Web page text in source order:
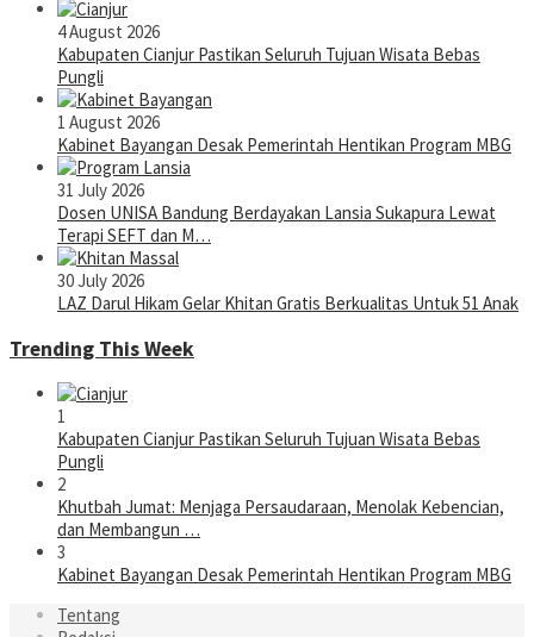
4 August 2026
Kabupaten Cianjur Pastikan Seluruh Tujuan Wisata Bebas
Pungli
1 August 2026
Kabinet Bayangan Desak Pemerintah Hentikan Program MBG
31 July 2026
Dosen UNISA Bandung Berdayakan Lansia Sukapura Lewat
Terapi SEFT dan M…
30 July 2026
LAZ Darul Hikam Gelar Khitan Gratis Berkualitas Untuk 51 Anak
Trending This Week
1
Kabupaten Cianjur Pastikan Seluruh Tujuan Wisata Bebas
Pungli
2
Khutbah Jumat: Menjaga Persaudaraan, Menolak Kebencian,
dan Membangun …
3
Kabinet Bayangan Desak Pemerintah Hentikan Program MBG
Tentang